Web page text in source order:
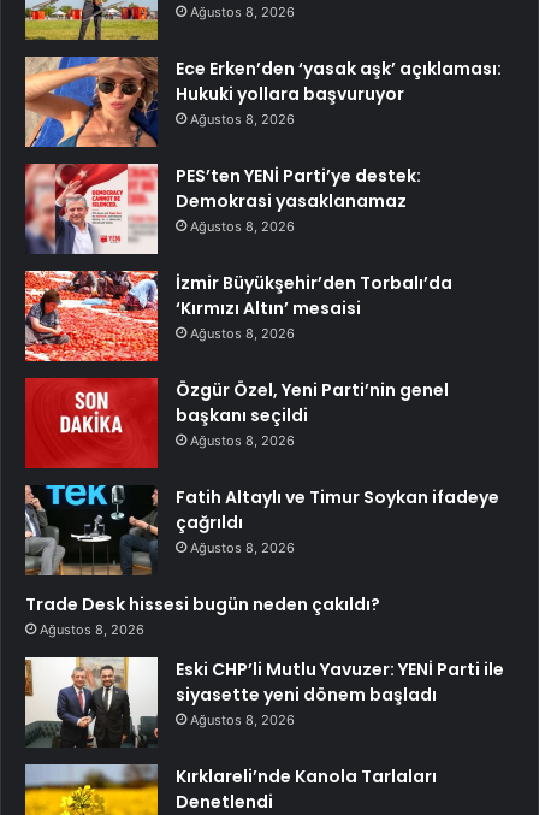
Ağustos 8, 2026
Ece Erken’den ‘yasak aşk’ açıklaması:
Hukuki yollara başvuruyor
Ağustos 8, 2026
PES’ten YENİ Parti’ye destek:
Demokrasi yasaklanamaz
Ağustos 8, 2026
İzmir Büyükşehir’den Torbalı’da
‘Kırmızı Altın’ mesaisi
Ağustos 8, 2026
Özgür Özel, Yeni Parti’nin genel
başkanı seçildi
Ağustos 8, 2026
Fatih Altaylı ve Timur Soykan ifadeye
çağrıldı
Ağustos 8, 2026
Trade Desk hissesi bugün neden çakıldı?
Ağustos 8, 2026
Eski CHP’li Mutlu Yavuzer: YENİ Parti ile
siyasette yeni dönem başladı
Ağustos 8, 2026
Kırklareli’nde Kanola Tarlaları
Denetlendi